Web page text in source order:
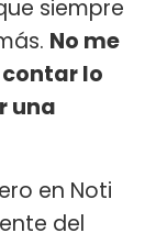
siempre
No me
lo
una
en Noti
del